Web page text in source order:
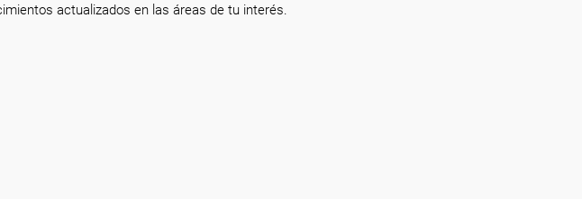
actualizados en las áreas de tu interés.